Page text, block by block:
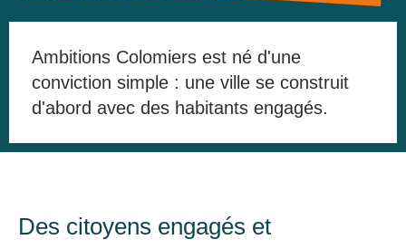
Ambitions Colomiers est né d'une
conviction simple : une ville se construit
d'abord avec des habitants engagés.
Des citoyens engagés et